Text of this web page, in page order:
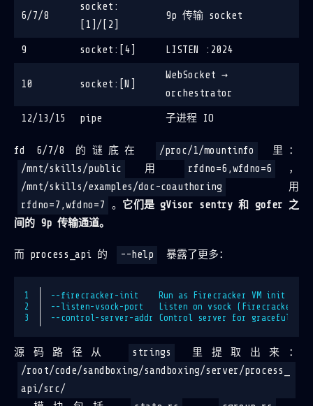
6/7/8
socket:
[1]/[2]
9p 传输 socket
9 socket:[4] LISTEN :2024
10 socket:[N]
WebSocket →
orchestrator
12/13/15 pipe 子进程 IO
fd 6/7/8 的谜底在 /proc/1/mountinfo
里：
/mnt/skills/public
用 rfdno=6,wfdno=6
，
/mnt/skills/examples/doc-coauthoring
用
rfdno=7,wfdno=7
。 它们是 gVisor sentry 和 gofer 之
间的 9p 传输通道。
而 process_api 的 --help 暴露了更多：
1
2
3
--firecracker-init    Run as Firecracker VM init (PID
--listen-vsock-port   Listen on vsock (Firecracker)
--control-server-addr Control server for graceful
源码路径从 strings
里提取出来：
/root/code/sandboxing/sandboxing/server/process_
api/src/